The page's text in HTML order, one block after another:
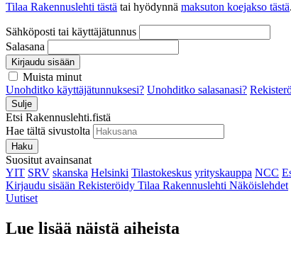
Tilaa Rakennuslehti tästä tai hyödynnä maksuton koejakso tästä.
Sähköposti tai käyttäjätunnus
Salasana
Kirjaudu sisään
Muista minut
Unohditko käyttäjätunnuksesi? Unohditko salasanasi?
Sulje
Etsi Rakennuslehti.fistä
Hae tältä sivustolta
Haku
Suositut avainsanat
YIT SRV skanska Helsinki Tilastokeskus yrityskauppa NCC
Kirjaudu sisään Rekisteröidy Tilaa Rakennuslehti Näköislehdet
Uutiset
Lue lisää näistä aiheista